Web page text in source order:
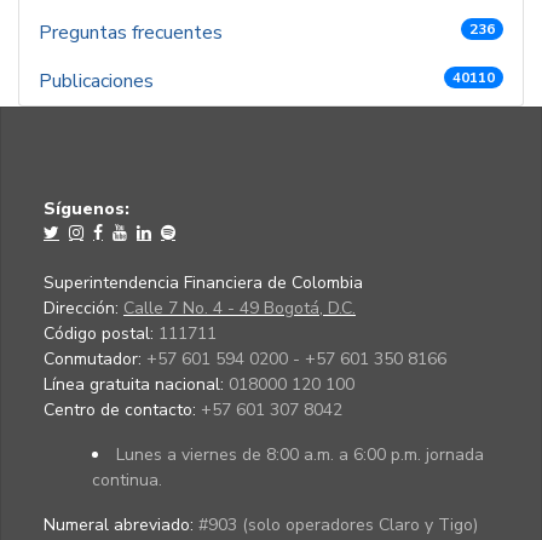
Preguntas frecuentes 236
Publicaciones 40110
Síguenos:
Superintendencia Financiera de Colombia
Dirección: Calle 7 No. 4 - 49 Bogotá, D.C.
Código postal: 111711
Conmutador: +57 601 594 0200 - +57 601 350 8166
Línea gratuita nacional: 018000 120 100
Centro de contacto: +57 601 307 8042
Lunes a viernes de 8:00 a.m. a 6:00 p.m. jornada
continua.
Numeral abreviado: #903 (solo operadores Claro y Tigo)